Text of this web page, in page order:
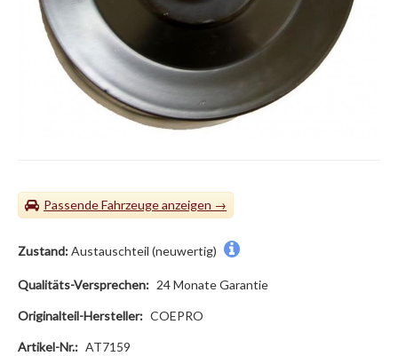
Passende Fahrzeuge
Zustand:Austauschteil (neuwertig)
Qualitäts-Versprechen: 24 Monate Garantie
Originalteil-Hersteller: COEPRO
Artikel-Nr.: AT7159